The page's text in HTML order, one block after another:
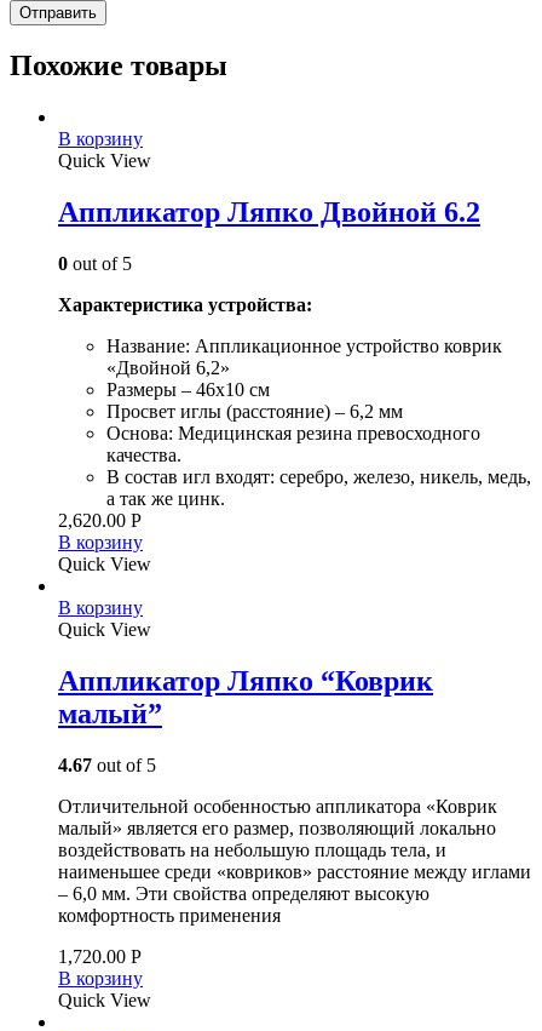
Похожие товары
В корзину
Quick View
Аппликатор Ляпко Двойной 6.2
0 out of 5
Характеристика устройства:
Название: Аппликационное устройство коврик
«Двойной 6,2»
Размеры – 46х10 см
Просвет иглы (расстояние) – 6,2 мм
Основа: Медицинская резина превосходного
качества.
В состав игл входят: серебро, железо, никель, медь,
а так же цинк.
2,620.00 Р
В корзину
Quick View
В корзину
Quick View
Аппликатор Ляпко “Коврик
малый”
4.67 out of 5
Отличительной особенностью аппликатора «Коврик
малый» является его размер, позволяющий локально
воздействовать на небольшую площадь тела, и
наименьшее среди «ковриков» расстояние между иглами
– 6,0 мм. Эти свойства определяют высокую
комфортность применения
1,720.00 Р
В корзину
Quick View